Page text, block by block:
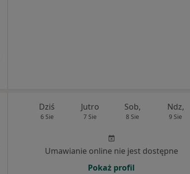
Dziś
6 Sie
Jutro
7 Sie
Sob,
8 Sie
Ndz,
9 Sie
Umawianie online nie jest dostępne
Pokaż profil